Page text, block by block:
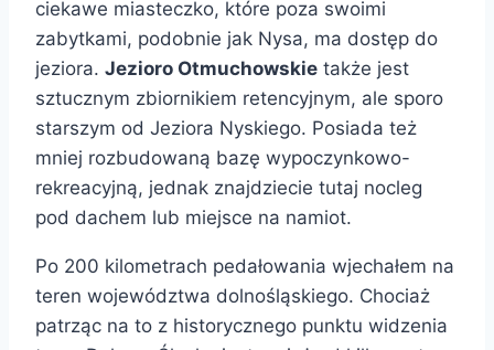
ciekawe miasteczko, które poza swoimi
zabytkami, podobnie jak Nysa, ma dostęp do
jeziora. Jezioro Otmuchowskie także jest
sztucznym zbiornikiem retencyjnym, ale sporo
starszym od Jeziora Nyskiego. Posiada też
mniej rozbudowaną bazę wypoczynkowo-
rekreacyjną, jednak znajdziecie tutaj nocleg
pod dachem lub miejsce na namiot.
Po 200 kilometrach pedałowania wjechałem na
teren województwa dolnośląskiego. Chociaż
patrząc na to z historycznego punktu widzenia